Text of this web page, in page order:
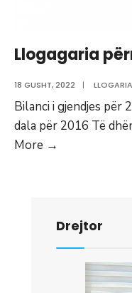
Llogagaria
18 GUSHT, 2022 |
Bilanci i gjendjes për
dala për 2016 Të
More →
Drejtor